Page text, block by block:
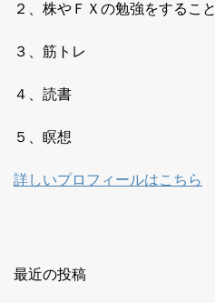
２、株やＦＸの勉強をすること
３、筋トレ
４、読書
５、瞑想
詳しいプロフィールはこちら
最近の投稿